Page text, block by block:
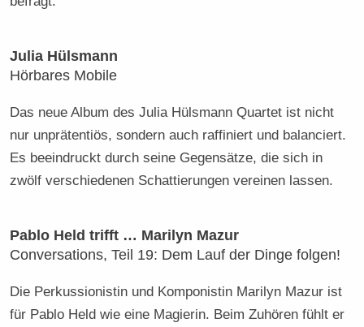
Julia Hülsmann
Hörbares Mobile
Das neue Album des Julia Hülsmann Quartet ist nicht
nur unprätentiös, sondern auch raffiniert und balanciert.
Es beeindruckt durch seine Gegensätze, die sich in
zwölf verschiedenen Schattierungen vereinen lassen.
Pablo Held trifft … Marilyn Mazur
Conversations, Teil 19: Dem Lauf der Dinge folgen!
Die Perkussionistin und Komponistin Marilyn Mazur ist
für Pablo Held wie eine Magierin. Beim Zuhören fühlt er